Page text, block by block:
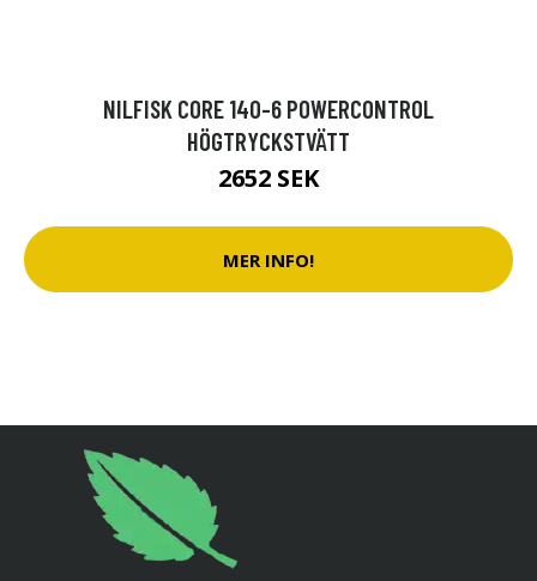
NILFISK CORE 140-6 POWERCONTROL
HÖGTRYCKSTVÄTT
2652 SEK
MER INFO!